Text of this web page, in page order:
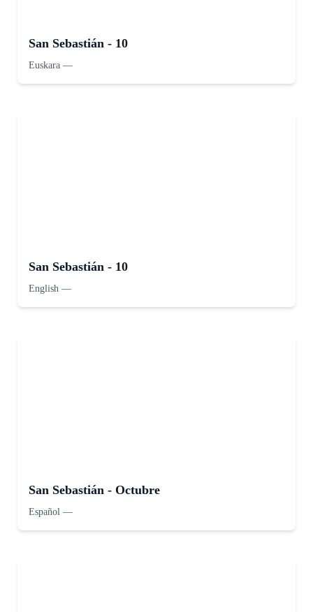
San Sebastián - 10
Euskara —
San Sebastián - 10
English —
San Sebastián - Octubre
Español —